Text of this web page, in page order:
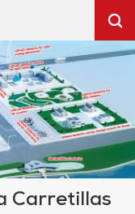
Carretillas